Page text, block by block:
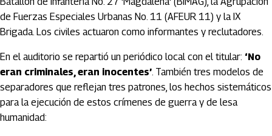
de Fuerzas Especiales Urbanas No. 11 (AFEUR 11) y la IX
Brigada. Los civiles actuaron como informantes y reclutadores.
En el auditorio se repartió un periódico local con el titular: ‘No
eran criminales, eran inocentes’. También tres modelos de
separadores que reflejan tres patrones, los hechos sistemáticos
para la ejecución de estos crímenes de guerra y de lesa
humanidad: